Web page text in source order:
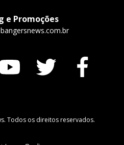
e Promoções
Todos os direitos reservados.